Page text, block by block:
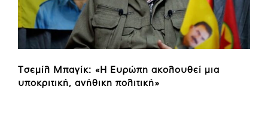
Τσεμίλ Μπαγίκ: «Η Ευρώπη ακολουθεί μια
υποκριτική, ανήθικη πολιτική»